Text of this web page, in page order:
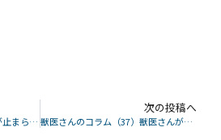
Talkvetsの使い方~くしゃみが止まらない編~
次の投稿へ
獣医さんのコラム（37）獣医さんが解説するわんちゃんの痒みの治療